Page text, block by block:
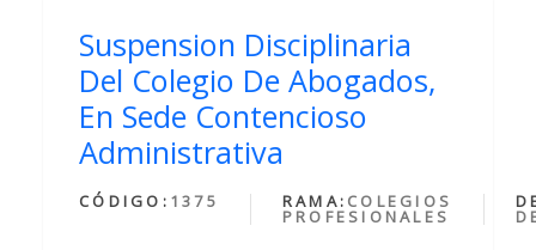
Suspension Disciplinaria
Del Colegio De Abogados,
En Sede Contencioso
Administrativa
CÓDIGO: 1375 RAMA: COLEGIOS
PROFESIONALES